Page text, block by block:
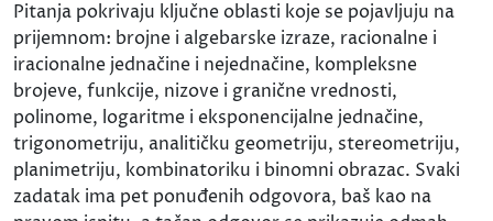
Pitanja pokrivaju ključne oblasti koje se pojavljuju na
prijemnom: brojne i algebarske izraze, racionalne i
iracionalne jednačine i nejednačine, kompleksne
brojeve, funkcije, nizove i granične vrednosti,
polinome, logaritme i eksponencijalne jednačine,
trigonometriju, analitičku geometriju, stereometriju,
planimetriju, kombinatoriku i binomni obrazac. Svaki
zadatak ima pet ponuđenih odgovora, baš kao na